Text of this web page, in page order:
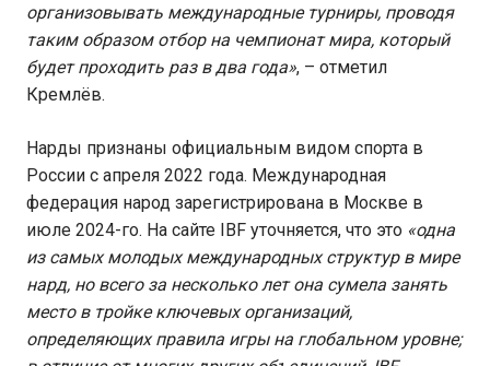
организовывать международные турниры, проводя
таким образом отбор на чемпионат мира, который
будет проходить раз в два года», – отметил
Кремлёв.
Нарды признаны официальным видом спорта в
России с апреля 2022 года. Международная
федерация народ зарегистрирована в Москве в
июле 2024-го. На сайте IBF уточняется, что это «одна
из самых молодых международных структур в мире
нард, но всего за несколько лет она сумела занять
место в тройке ключевых организаций,
определяющих правила игры на глобальном уровне;